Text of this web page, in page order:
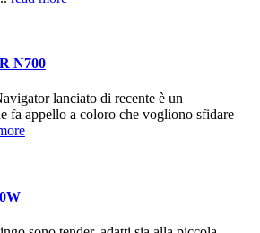
N700
lanciato di recente è un
fa appello a coloro che vogliono sfidare